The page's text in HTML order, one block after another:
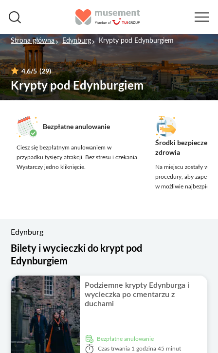
Strona główna Edynburg Krypty pod Edynburgiem
4,6/5 (29)
Krypty pod Edynburgiem
Bezpłatne anulowanie
Ciesz się bezpłatnym anulowaniem w
przypadku tysięcy atrakcji.
Bez stresu i czekania.
Wystarczy jedno kliknięcie.
Środki
zdrowia
Na miejscu zostały
procedury, aby
w możliwie
Edynburg
Bilety i wycieczki do krypt pod
Edynburgiem
Podziemne krypty Edynburga i
wycieczka po cmentarzu z
duchami
Bezpłatne anulowanie
Czas trwania 1 godzina 45 minut